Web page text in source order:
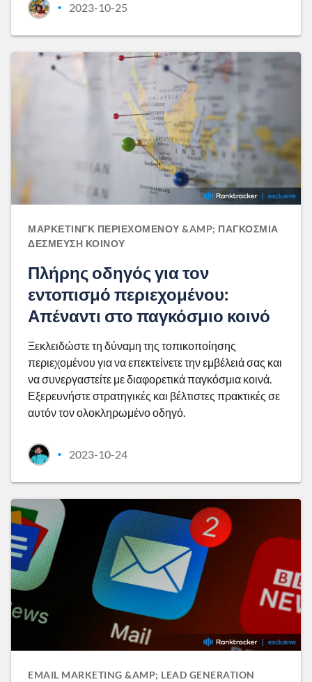
• 2023-10-25
ΜΆΡΚΕΤΙΝΓΚ ΠΕΡΙΕΧΟΜΈΝΟΥ &AMP; ΠΑΓΚΌΣΜΙΑ
ΔΈΣΜΕΥΣΗ ΚΟΙΝΟΎ
Πλήρης οδηγός για τον
εντοπισμό περιεχομένου:
Απέναντι στο παγκόσμιο κοινό
Ξεκλειδώστε τη δύναμη της τοπικοποίησης
περιεχομένου για να επεκτείνετε την εμβέλειά σας και
να συνεργαστείτε με διαφορετικά παγκόσμια κοινά.
Εξερευνήστε στρατηγικές και βέλτιστες πρακτικές σε
αυτόν τον ολοκληρωμένο οδηγό.
• 2023-10-24
EMAIL MARKETING &AMP; LEAD GENERATION